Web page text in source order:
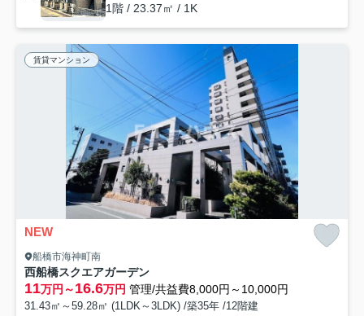
1階 / 23.37㎡ / 1K
賃貸マンション
NEW
船橋市海神町南
西船橋スクエアガーデン
11万円～16.6万円 管理/共益費8,000円～10,000円
31.43㎡～59.28㎡ (1LDK～3LDK) /築35年 /12階建